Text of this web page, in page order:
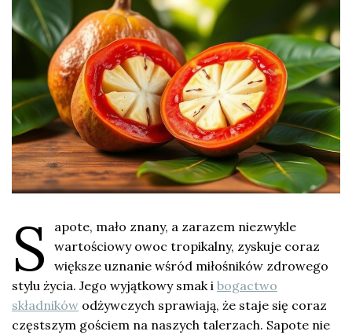
S
apote, mało znany, a zarazem niezwykle
wartościowy owoc tropikalny, zyskuje coraz
większe uznanie wśród miłośników zdrowego
stylu życia. Jego wyjątkowy smak i bogactwo
składników odżywczych sprawiają, że staje się coraz
częstszym gościem na naszych talerzach. Sapote nie